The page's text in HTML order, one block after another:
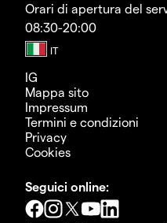
Orari di apertura del
08:30-20:00
IG
Mappa sito
Impressum
Termini e condizioni
Privacy
Cookies
Seguici online: